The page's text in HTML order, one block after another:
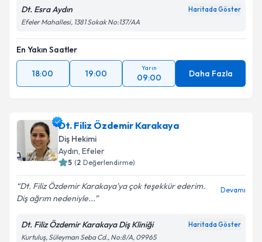
Dt. Esra Aydın Haritada Göster
Efeler Mahallesi, 1381 Sokak No:137/AA
En Yakın Saatler
18:00 19:00
Yarın
09:00 Daha Fazla
Dt. Filiz Özdemir Karakaya
Diş Hekimi
Aydın, Efeler
5 (2 Değerlendirme)
Dt. Filiz Özdemir Karakaya'ya çok teşekkür ederim.
Diş ağrım nedeniyle...
Devamı
Dt. Filiz Özdemir Karakaya Diş Kliniği Haritada Göster
Kurtuluş, Süleyman Seba Cd., No:8/A, 09965